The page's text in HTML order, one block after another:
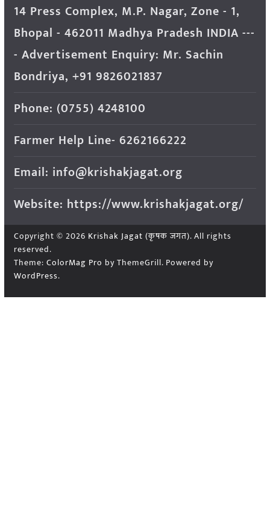
14 Press Complex, M.P. Nagar, Zone - 1,
Bhopal - 462011 Madhya Pradesh INDIA ---
- Advertisement Enquiry: Mr. Sachin
Bondriya, +91 9826021837
Phone: (0755) 4248100
Farmer Help Line- 6262166222
Email: info@krishakjagat.org
Website: https://www.krishakjagat.org/
Copyright © 2026 Krishak Jagat (कृषक जगत). All rights
reserved.
Theme: ColorMag Pro by ThemeGrill. Powered by
WordPress.